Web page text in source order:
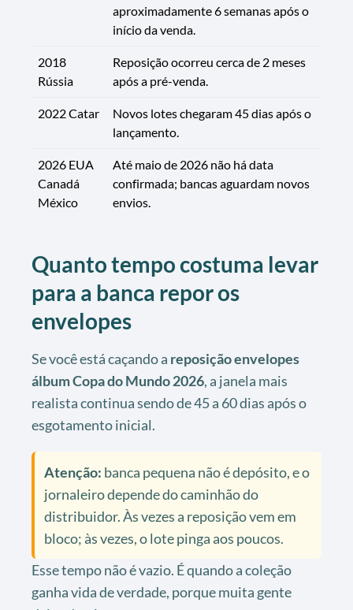
aproximadamente 6 semanas após o
início da venda.
2018
Rússia
Reposição ocorreu cerca de 2 meses
após a pré-venda.
2022 Catar
Novos lotes chegaram 45 dias após o
lançamento.
2026 EUA
Canadá
México
Até maio de 2026 não há data
confirmada; bancas aguardam novos
envios.
Quanto tempo costuma levar
para a banca repor os
envelopes
Se você está caçando a reposição envelopes
álbum Copa do Mundo 2026, a janela mais
realista continua sendo de 45 a 60 dias após o
esgotamento inicial.
Atenção: banca pequena não é depósito, e o
jornaleiro depende do caminhão do
distribuidor. Às vezes a reposição vem em
bloco; às vezes, o lote pinga aos poucos.
Esse tempo não é vazio. É quando a coleção
ganha vida de verdade, porque muita gente